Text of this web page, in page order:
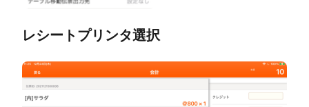
レシートプリンタ選択